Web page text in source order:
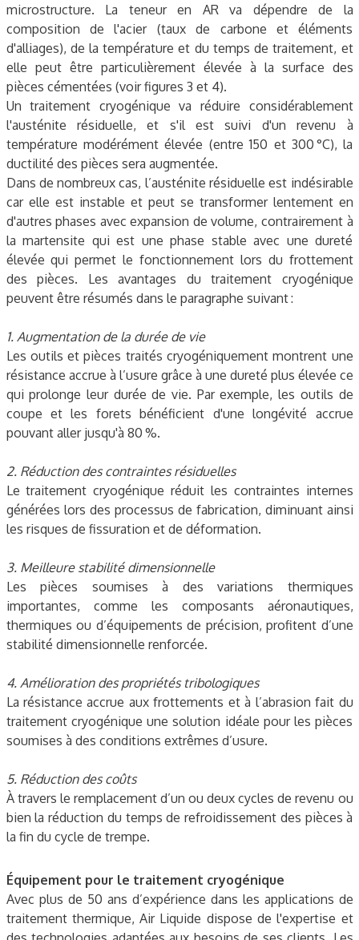
microstructure. La teneur en AR va dépendre de la
composition de l'acier (taux de carbone et éléments
d'alliages), de la température et du temps de traitement, et
elle peut être particulièrement élevée à la surface des
pièces cémentées (voir figures 3 et 4).
Un traitement cryogénique va réduire considérablement
l'austénite résiduelle, et s'il est suivi d'un revenu à
température modérément élevée (entre 150 et 300 °C), la
ductilité des pièces sera augmentée.
Dans de nombreux cas, l’austénite résiduelle est indésirable
car elle est instable et peut se transformer lentement en
d'autres phases avec expansion de volume, contrairement à
la martensite qui est une phase stable avec une dureté
élevée qui permet le fonctionnement lors du frottement
des pièces. Les avantages du traitement cryogénique
peuvent être résumés dans le paragraphe suivant :
1. Augmentation de la durée de vie
Les outils et pièces traités cryogéniquement montrent une
résistance accrue à l’usure grâce à une dureté plus élevée ce
qui prolonge leur durée de vie. Par exemple, les outils de
coupe et les forets bénéficient d'une longévité accrue
pouvant aller jusqu'à 80 %.
2. Réduction des contraintes résiduelles
Le traitement cryogénique réduit les contraintes internes
générées lors des processus de fabrication, diminuant ainsi
les risques de fissuration et de déformation.
3. Meilleure stabilité dimensionnelle
Les pièces soumises à des variations thermiques
importantes, comme les composants aéronautiques,
thermiques ou d’équipements de précision, profitent d’une
stabilité dimensionnelle renforcée.
4. Amélioration des propriétés tribologiques
La résistance accrue aux frottements et à l’abrasion fait du
traitement cryogénique une solution idéale pour les pièces
soumises à des conditions extrêmes d’usure.
5. Réduction des coûts
À travers le remplacement d’un ou deux cycles de revenu ou
bien la réduction du temps de refroidissement des pièces à
la fin du cycle de trempe.
Équipement pour le traitement cryogénique
Avec plus de 50 ans d’expérience dans les applications de
traitement thermique, Air Liquide dispose de l'expertise et